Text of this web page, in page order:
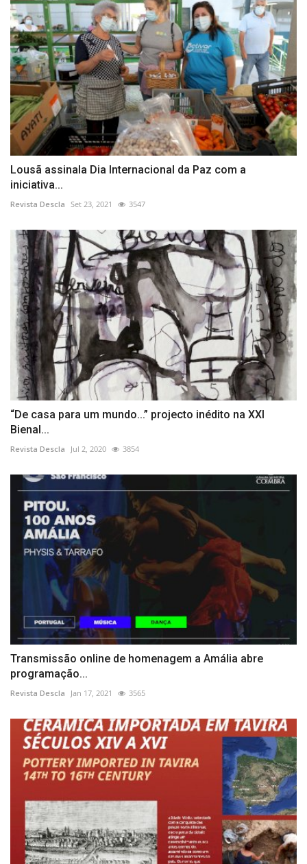
Lousã assinala Dia Internacional da Paz com a
iniciativa...
Revista Descla Set 23, 2021 3547
“De casa para um mundo...” projecto inédito na XXI
Bienal...
Revista Descla Jul 2, 2020 3854
Transmissão online de homenagem a Amália abre
programação...
Revista Descla Jan 17, 2021 3565